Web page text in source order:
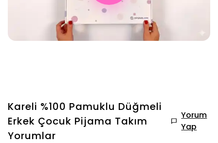
Kareli %100 Pamuklu Düğmeli
Erkek Çocuk Pijama Takım
Yorumlar
Yorum
Yap